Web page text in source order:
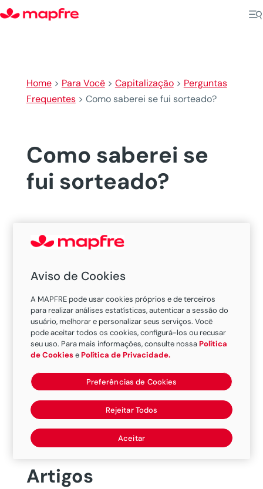
Home> Para Você> Capitalização> Perguntas
Frequentes> Como saberei se fui sorteado?
Artigos
Como saberei se
fui sorteado?
Caso seja sorteado, a MAPFRE
Capitalização entrará em contato por
meio do celular cadastrado. Você
também pode consultar o número
sorteado no site da
campanha:https://www.mapfre.com.br
/para-
voce/capitalizacao/filantropiapremiav
el/
Aviso de Cookies
A MAPFRE pode usar cookies próprios e de terceiros
para realizar análises estatísticas, autenticar a sessão do
usuário, melhorar e personalizar seus serviços. Você
pode aceitar todos os cookies, configurá-los ou recusar
seu uso. Para mais informações, consulte nossaPolítica
de CookiesePolítica de Privacidade.
Preferências de Cookies
Rejeitar Todos
Aceitar